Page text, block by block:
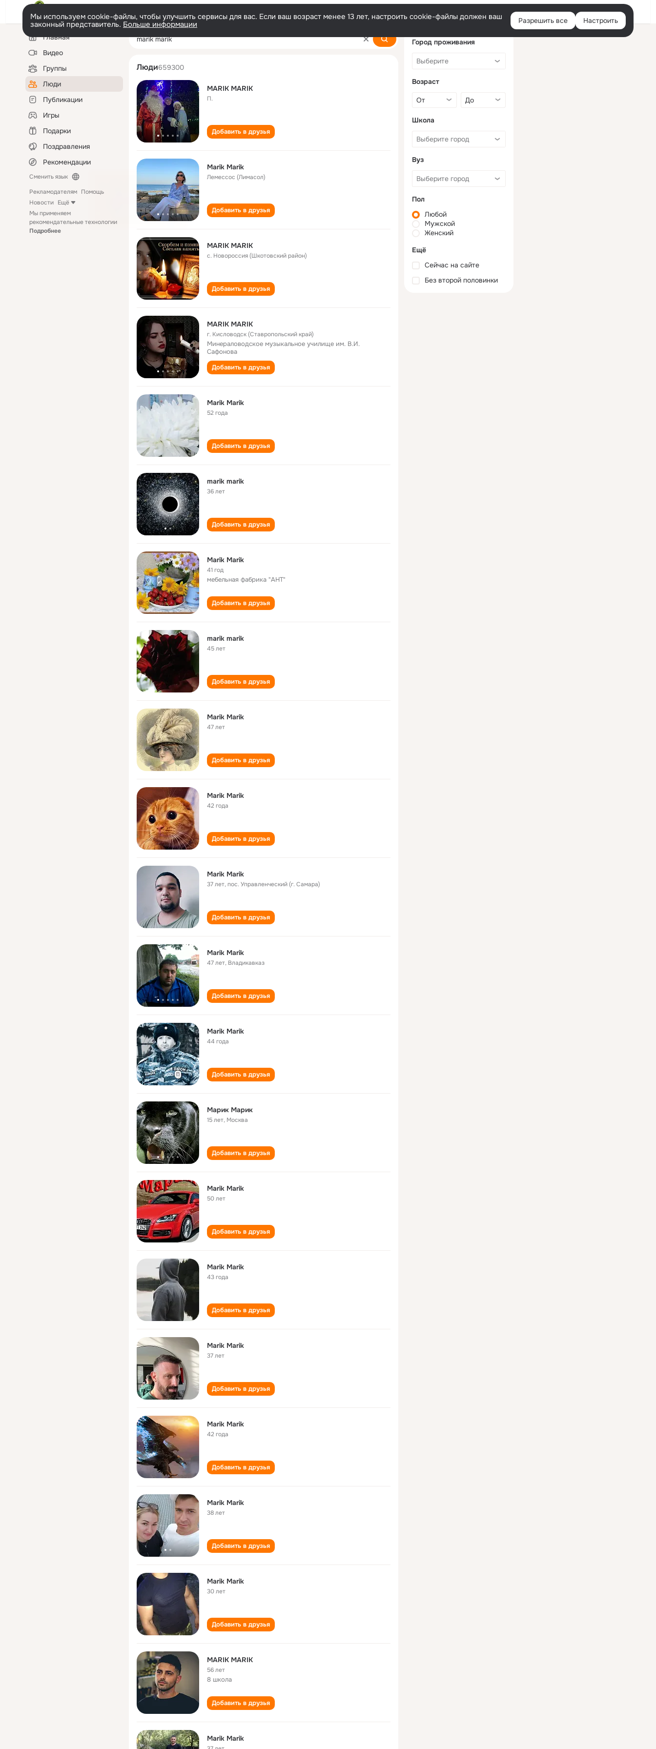
Войти
Мы используем cookie-файлы, чтобы улучшить сервисы для вас. Если ваш возраст менее 13 лет, настроить cookie-файлы должен ваш
законный представитель. Больше информации Разрешить все Настроить
Левая
колонкаГлавная
Видео
Группы
Люди
Публикации
Игры
Подарки
Поздравления
Рекомендации
Сменить язык
Рекламодателям Помощь
Новости Ещё
Мы применяем
рекомендательные технологии
Подробнее
marik marik
Люди659300
MARIK MARIK
П.
Добавить в друзья
Marik Marik
Лемессос (Лимасол)
Добавить в друзья
MARIK MARIK
с. Новороссия (Шкотовский район)
Добавить в друзья
MARIK MARIK
г. Кисловодск (Ставропольский край)
Минераловодское музыкальное училище им. В.И.
Сафонова
Добавить в друзья
Marik Marik
52 года
Добавить в друзья
marik marik
36 лет
Добавить в друзья
Marik Marik
41 год
мебельная фабрика "АНТ"
Добавить в друзья
marik marik
45 лет
Добавить в друзья
Marik Marik
47 лет
Добавить в друзья
Marik Marik
42 года
Добавить в друзья
Marik Marik
37 лет,пос. Управленческий (г. Самара)
Добавить в друзья
Marik Marik
47 лет, Владикавказ
Добавить в друзья
Marik Marik
44 года
Добавить в друзья
Марик Марик
15 лет, Москва
Добавить в друзья
Marik Marik
50 лет
Добавить в друзья
Marik Marik
43 года
Добавить в друзья
Marik Marik
37 лет
Добавить в друзья
Marik Marik
42 года
Добавить в друзья
Marik Marik
38 лет
Добавить в друзья
Marik Marik
30 лет
Добавить в друзья
MARIK MARIK
56 лет
8 школа
Добавить в друзья
Marik Marik
Город проживания
Возраст
Школа
Вуз
Пол
Любой
Мужской
Женский
Ещё
Сейчас на сайте
Без второй половинки